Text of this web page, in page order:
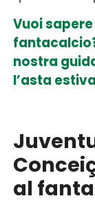
Vuoi
nostra
l’asta
al